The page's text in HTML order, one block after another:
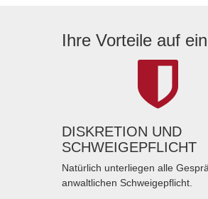
Ihre Vorteile auf
DISKRETION UND
SCHWEIGEPFLICHT
Natürlich unterliegen alle
anwaltlichen Schweigepflicht.